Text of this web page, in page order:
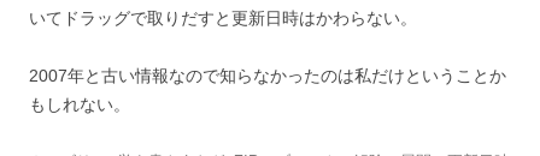
いてドラッグで取りだすと更新日時はかわらない。
2007年と古い情報なので知らなかったのは私だけということか
もしれない。